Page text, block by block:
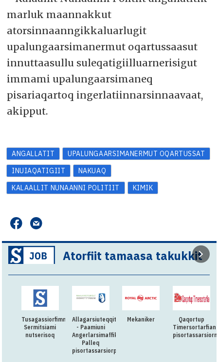
marluk maannakkut
atorsinnaanngikkaluarlugit
upalungaarsimanermut oqartussaasut
innuttaasullu suleqatigiilluarnerisigut
immami upalungaarsimaneq
pisariaqartoq ingerlatiinnarsinnaavaat,
akipput.
ANGALLATIT
UPALUNGAARSIMANERMUT OQARTUSSAT
INUIAQATIGIIT
NAKUAQ
KALAALLIT NUNAANNI POLITIIT
KIMIK
Atorfiit tamaasa takukkit
Tusagassiorfimmi
Sermitsiami
nutserisoq
Allagarsiuteqqitaq
- Paamiuni
Angerlarsimaffik
Palleq
pisortassarsiorpoq
Mekaniker
Qaqortup